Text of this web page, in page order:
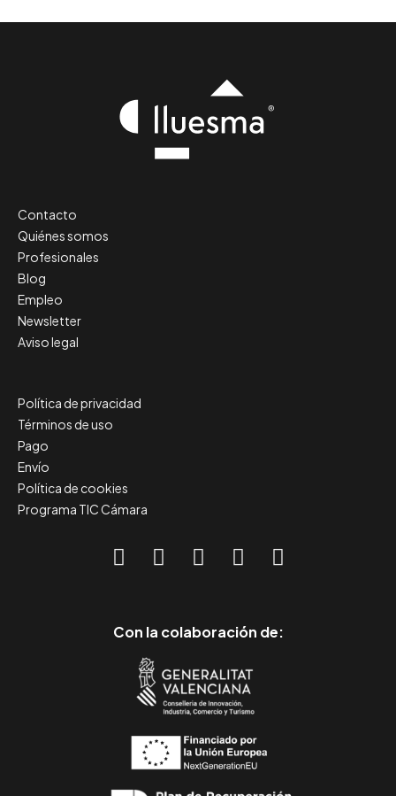
Contacto
Quiénes somos
Profesionales
Blog
Empleo
Newsletter
Aviso legal
Política de privacidad
Términos de uso
Pago
Envío
Política de cookies
Programa TIC Cámara
Con la colaboración de: